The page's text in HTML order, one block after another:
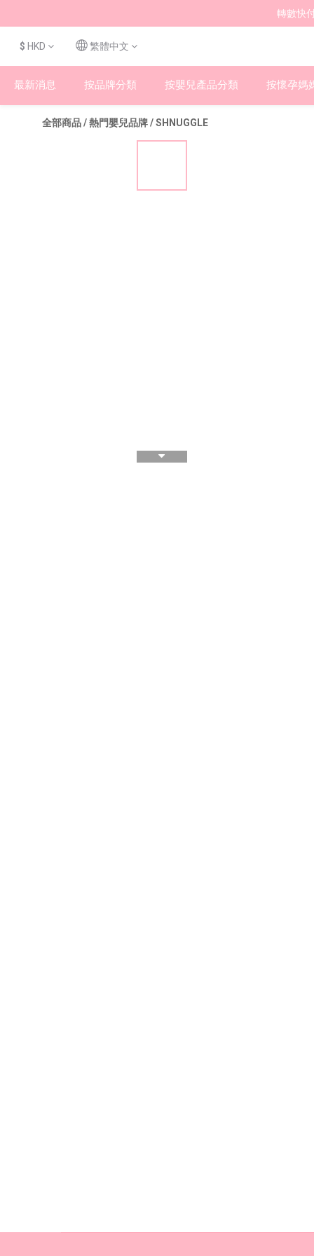
轉數快
$ HKD 繁體中文
最新消息 按品牌分類 按嬰兒產品分類 按懷孕媽
全部商品/熱門嬰兒品牌/SHNUGGLE